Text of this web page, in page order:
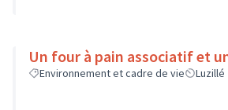
Un four à pain associatif et
Environnement et cadre de vie Luzillé